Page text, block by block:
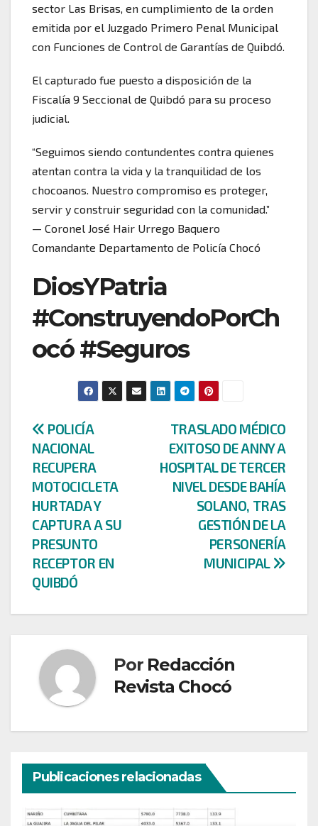
sector Las Brisas, en cumplimiento de la orden
emitida por el Juzgado Primero Penal Municipal
con Funciones de Control de Garantías de Quibdó.
El capturado fue puesto a disposición de la
Fiscalía 9 Seccional de Quibdó para su proceso
judicial.
“Seguimos siendo contundentes contra quienes
atentan contra la vida y la tranquilidad de los
chocoanos. Nuestro compromiso es proteger,
servir y construir seguridad con la comunidad.”
— Coronel José Hair Urrego Baquero
Comandante Departamento de Policía Chocó
DiosYPatria
#ConstruyendoPorCh
ocó #Seguros
Navegación
de
entradas
TRASLADO MÉDICO
EXITOSO DE ANNY A
HOSPITAL DE TERCER
NIVEL DESDE BAHÍA
SOLANO, TRAS
GESTIÓN DE LA
PERSONERÍA
MUNICIPAL
POLICÍA
NACIONAL
RECUPERA
MOTOCICLETA
HURTADA Y
CAPTURA A SU
PRESUNTO
RECEPTOR EN
QUIBDÓ
Por Redacción
Revista Chocó
Publicaciones relacionadas